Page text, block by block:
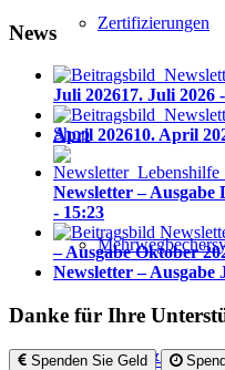
Zertifizierungen
Shop
Seifen &
News
Juli 202617. Juli 2026
April 202610. April
Newsletter – Ausgabe
- 15:23
– Ausgabe Oktober
Newsletter – Ausgabe
Danke für Ihre
Spenden Sie Geld